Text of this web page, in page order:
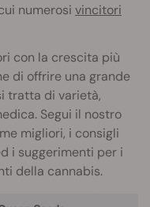
numerosi vincitori
con la crescita più
di offrire una grande
tratta di varietà,
Segui il nostro
migliori, i consigli
i suggerimenti per i
della cannabis.